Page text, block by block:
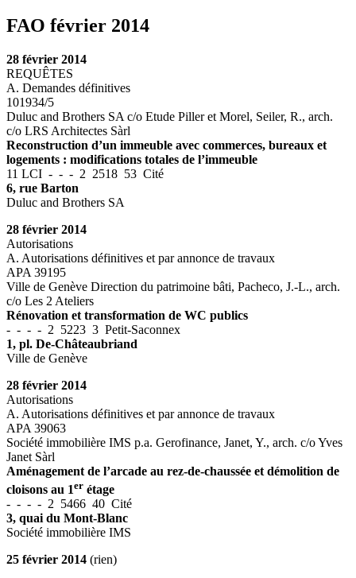
FAO février 2014
28 février 2014
REQUÊTES
A. Demandes définitives
101934/5
Duluc and Brothers SA c/o Etude Piller et Morel, Seiler, R., arch.
c/o LRS Architectes Sàrl
Reconstruction d’un immeuble avec commerces, bureaux et
logements : modifications totales de l’immeuble
11 LCI - - - 2 2518 53 Cité
6, rue Barton
Duluc and Brothers SA
28 février 2014
Autorisations
A. Autorisations définitives et par annonce de travaux
APA 39195
Ville de Genève Direction du patrimoine bâti, Pacheco, J.-L., arch.
c/o Les 2 Ateliers
Rénovation et transformation de WC publics
- - - - 2 5223 3 Petit-Saconnex
1, pl. De-Châteaubriand
Ville de Genève
28 février 2014
Autorisations
A. Autorisations définitives et par annonce de travaux
APA 39063
Société immobilière IMS p.a. Gerofinance, Janet, Y., arch. c/o Yves
Janet Sàrl
Aménagement de l’arcade au rez-de-chaussée et démolition de
cloisons au 1er étage
- - - - 2 5466 40 Cité
3, quai du Mont-Blanc
Société immobilière IMS
25 février 2014 (rien)